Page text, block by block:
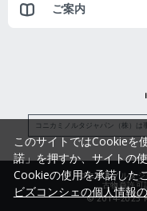
ご案内
コニカミノルタジャパン（株）は
コニカミノルタジ
古物商許
© 2014-2025
このサイトではCookieを
諾」を押すか、サイトの
Cookieの使用を承諾した
ビズコンシェの個人情報